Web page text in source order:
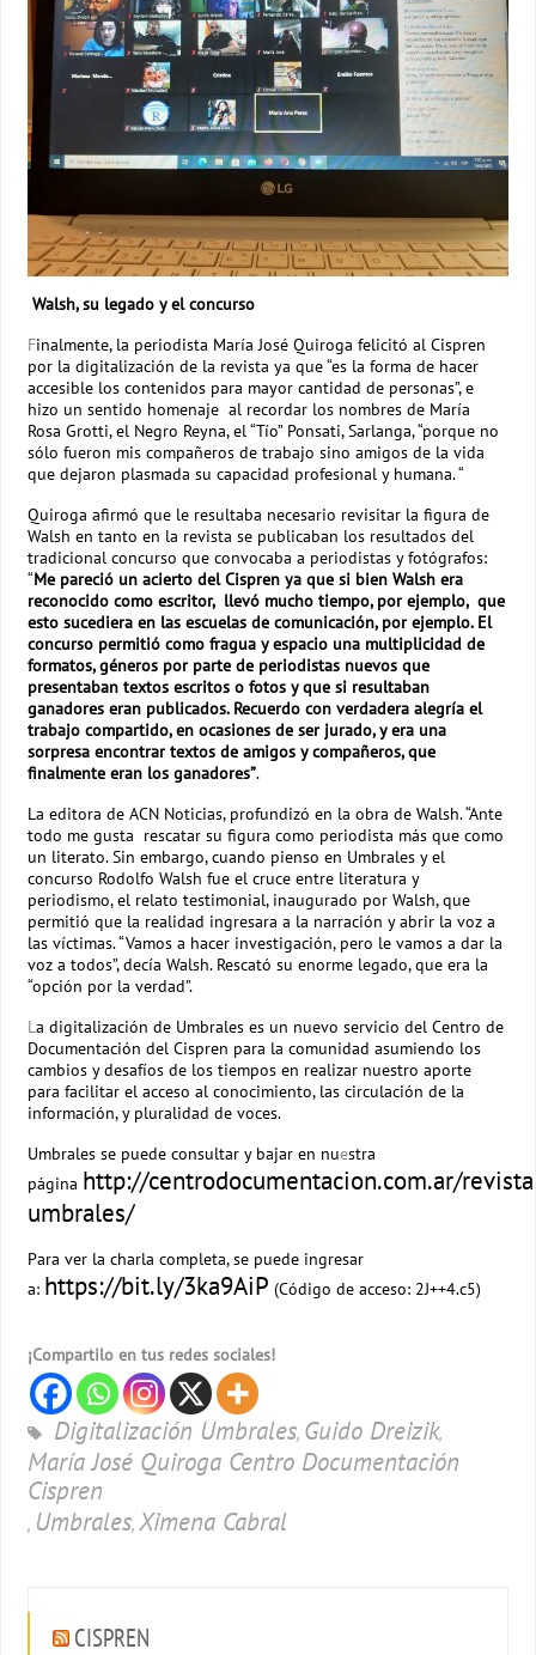
Walsh, su legado y el concurso
Finalmente, la periodista María José Quiroga felicitó al Cispren
por la digitalización de la revista ya que “es la forma de hacer
accesible los contenidos para mayor cantidad de personas”, e
hizo un sentido homenaje al recordar los nombres de María
Rosa Grotti, el Negro Reyna, el “Tío” Ponsati, Sarlanga, “porque no
sólo fueron mis compañeros de trabajo sino amigos de la vida
que dejaron plasmada su capacidad profesional y humana. “
Quiroga afirmó que le resultaba necesario revisitar la figura de
Walsh en tanto en la revista se publicaban los resultados del
tradicional concurso que convocaba a periodistas y fotógrafos:
“Me pareció un acierto del Cispren ya que si bien Walsh era
reconocido como escritor, llevó mucho tiempo, por ejemplo, que
esto sucediera en las escuelas de comunicación, por ejemplo. El
concurso permitió como fragua y espacio una multiplicidad de
formatos, géneros por parte de periodistas nuevos que
presentaban textos escritos o fotos y que si resultaban
ganadores eran publicados. Recuerdo con verdadera alegría el
trabajo compartido, en ocasiones de ser jurado, y era una
sorpresa encontrar textos de amigos y compañeros, que
finalmente eran los ganadores”.
La editora de ACN Noticias, profundizó en la obra de Walsh. “Ante
todo me gusta rescatar su figura como periodista más que como
un literato. Sin embargo, cuando pienso en Umbrales y el
concurso Rodolfo Walsh fue el cruce entre literatura y
periodismo, el relato testimonial, inaugurado por Walsh, que
permitió que la realidad ingresara a la narración y abrir la voz a
las víctimas. “Vamos a hacer investigación, pero le vamos a dar la
voz a todos”, decía Walsh. Rescató su enorme legado, que era la
“opción por la verdad”.
La digitalización de Umbrales es un nuevo servicio del Centro de
Documentación del Cispren para la comunidad asumiendo los
cambios y desafíos de los tiempos en realizar nuestro aporte
para facilitar el acceso al conocimiento, las circulación de la
información, y pluralidad de voces.
Umbrales se puede consultar y bajar en nuestra
página http://centrodocumentacion.com.ar/
umbrales/
Para ver la charla completa, se puede ingresar
a: https://bit.ly/3ka9AiP (Código de acceso: 2J++4.c5)
¡Compartilo en tus redes sociales!
Digitalización Umbrales, Guido Dreizik,
María José Quiroga Centro Documentación
Cispren
, Umbrales,Ximena Cabral
CISPREN